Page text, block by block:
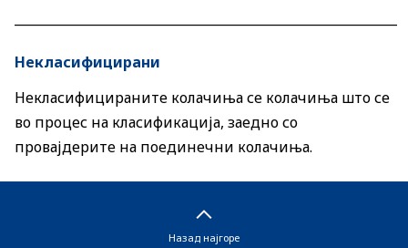
Некласифицирани
Некласифицираните колачиња се колачиња што се
во процес на класификација, заедно со
провајдерите на поединечни колачиња.
Назад најгоре